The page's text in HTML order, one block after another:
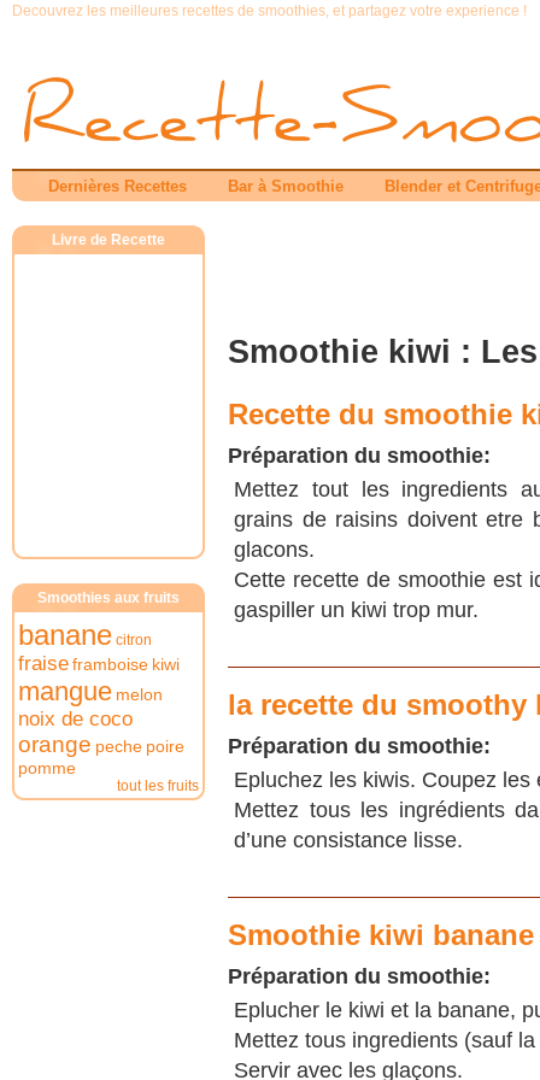
Decouvrez les meilleures recettes de smoothies, et partagez votre experience !
Dernières Recettes Bar à Smoothie Blender et
Livre de Recette
Smoothies aux fruits
banane citron
fraiseframboise kiwi
mangue melon
noix de coco
orange peche poire
pomme
tout les fruits
Smoothie kiwi :
Recette du smoothie
Préparation du smoothie:
Mettez tout les ingredients
grains de raisins doivent etre
glacons.
Cette recette de smoothie est
gaspiller un kiwi trop mur.
la recette du smoothy
Préparation du smoothie:
Epluchez les kiwis. Coupez les
Mettez tous les ingrédients
d’une consistance lisse.
Smoothie kiwi banane
Préparation du smoothie:
Eplucher le kiwi et la banane,
Mettez tous ingredients (sauf
Servir avec les glaçons.